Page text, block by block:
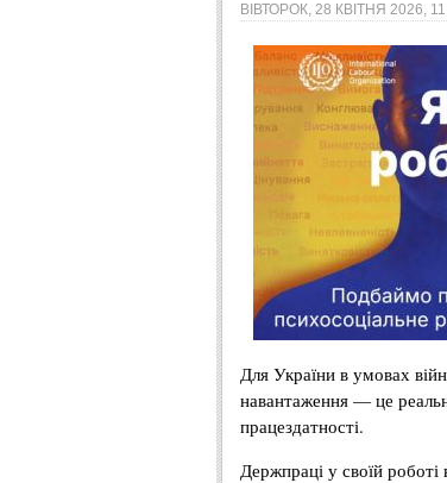
ВІВТОРОК, 28 КВІТНЯ 2026,
Для України в умовах
навантаження — це
працездатності.
Держпраці у своїй